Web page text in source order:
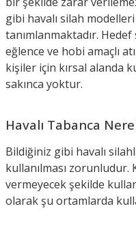
gibi havalı silah
tanımlanmaktadır.
eğlence ve hobi amaçlı
kişiler için kırsal alanda
sakınca yoktur.
Havalı Tabanca
Bildiğiniz gibi havalı
kullanılması zorunludur.
vermeyecek şekilde
olarak şu ortamlarda